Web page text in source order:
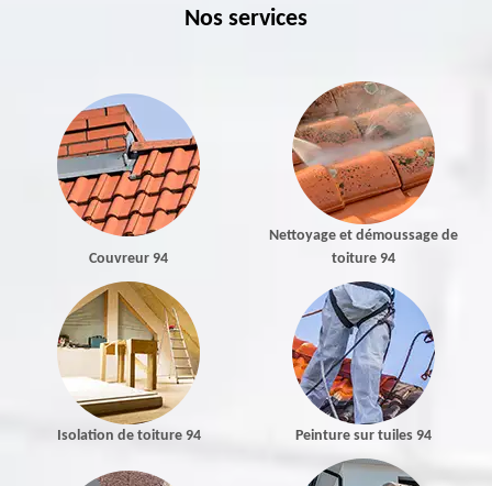
Nos services
Couvreur 94
Nettoyage et démoussage de
toiture 94
Isolation de toiture 94 Peinture sur tuiles 94